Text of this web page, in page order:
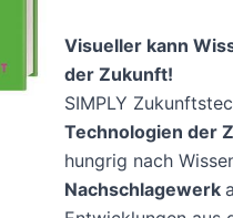
Visueller kann
der Zukunft!
SIMPLY
Technologien der
hungrig nach
Nachschlagewerk